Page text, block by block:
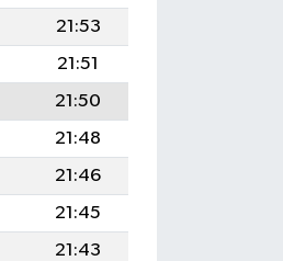
21:53
21:51
21:50
21:48
21:46
21:45
21:43